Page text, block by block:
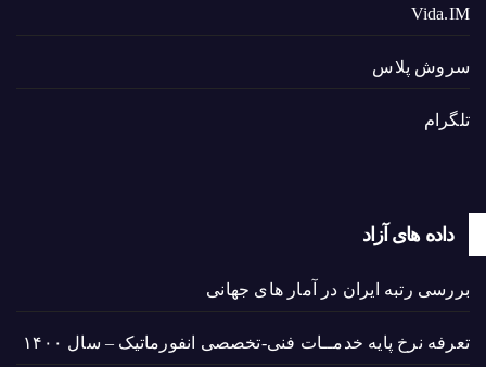
Vida.IM
سروش پلاس
تلگرام
داده های آزاد
بررسی رتبه ایران در آمار های جهانی
تعرفه نرخ پایه خدمــات فنی-تخصصی انفورماتیک – سال ۱۴۰۰